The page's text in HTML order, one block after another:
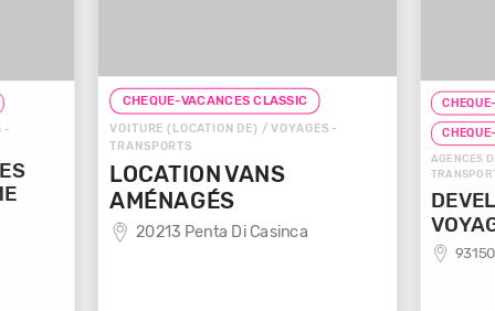
-
CHEQUE-VACANCES CLASSIC
VOITURE (LOCATION DE) / VOYAGES -
TRANSPORTS
LOCATION VANS
AMÉNAGÉS
20213 Penta Di Casinca
AGENCES